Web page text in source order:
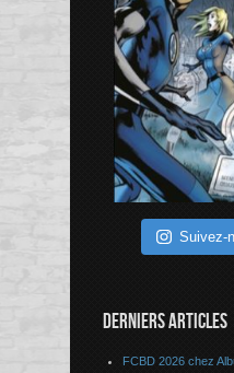
Suivez-
DERNIERS ARTICLES
FCBD 2026 chez